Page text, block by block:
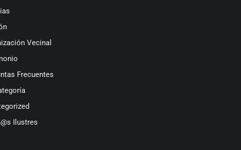
Vecinal
Frecuentes
Ilustres